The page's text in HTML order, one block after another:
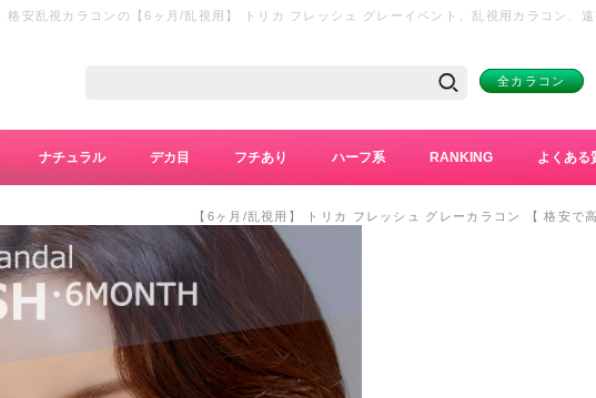
安乱視カラコンの【6ヶ月/乱視用】 トリカ フレッシュ グレーイベント、乱視用カラコン、
ンタクト通販
全カラコン
ナチュラル デカ目 フチあり ハーフ系 RANKING よくある
【6ヶ月/乱視用】 トリカ フレッシュ グレーカラコン 【 格安で